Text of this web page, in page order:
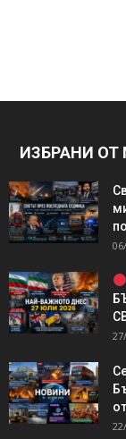
ИЗБРАНИ